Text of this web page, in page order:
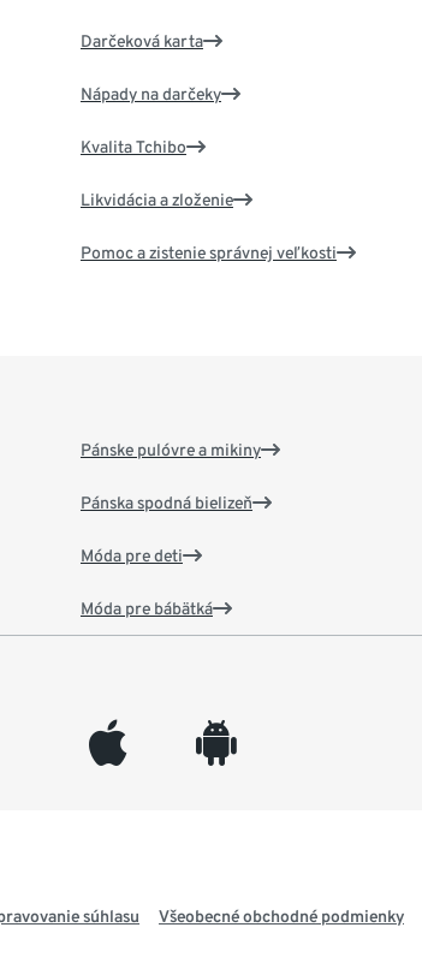
Darčeková karta
Nápady na darčeky
Kvalita Tchibo
Likvidácia a zloženie
Pomoc a zistenie správnej veľkosti
Pánske pulóvre a mikiny
Pánska spodná bielizeň
Móda pre deti
Móda pre bábätká
appleinc android
súhlasu Všeobecné obchodné podmienky